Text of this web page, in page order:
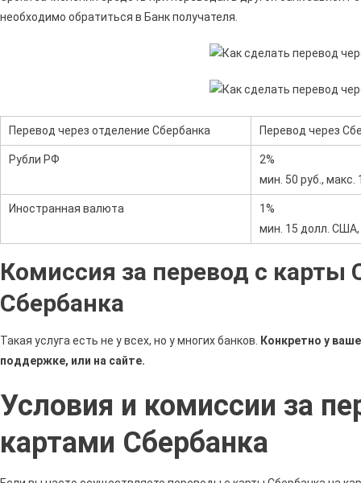
необходимо обратиться в Банк получателя.
Перевод через отделение Сбербанка Перевод через
Рубли РФ
2%
мин. 50 руб., макс.
Иностранная валюта
1%
мин. 15 долл.
Комиссия за перевод с карты
Сбербанка
Такая услуга есть не у всех, но у многих банков. Конкретно у
поддержке, или на сайте.
Условия и комиссии за
картами Сбербанка